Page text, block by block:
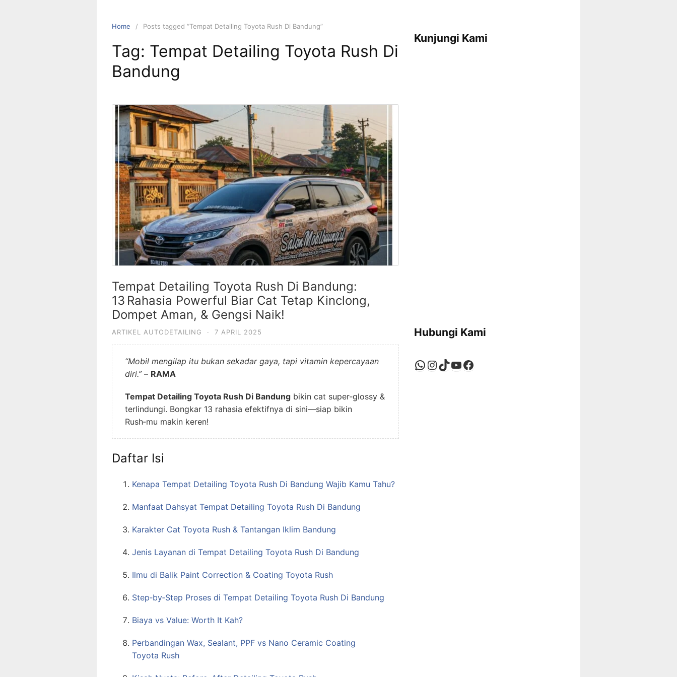
Home Posts tagged “Tempat Detailing Toyota Rush Di Bandung”
Tag: Tempat Detailing Toyota Rush Di
Bandung
Tempat Detailing Toyota Rush Di Bandung:
13 Rahasia Powerful Biar Cat Tetap Kinclong,
Dompet Aman, & Gengsi Naik!
ARTIKEL AUTODETAILING · 7 APRIL 2025
“Mobil mengilap itu bukan sekadar gaya, tapi vitamin kepercayaan
diri.”– RAMA
Tempat Detailing Toyota Rush Di Bandung bikin cat super‑glossy &
terlindungi. Bongkar 13 rahasia efektifnya di sini—siap bikin
Rush‑mu makin keren!
Daftar Isi
Kenapa Tempat Detailing Toyota Rush Di Bandung Wajib Kamu Tahu?
Manfaat Dahsyat Tempat Detailing Toyota Rush Di Bandung
Karakter Cat Toyota Rush & Tantangan Iklim Bandung
Jenis Layanan di Tempat Detailing Toyota Rush Di Bandung
Ilmu di Balik Paint Correction & Coating Toyota Rush
Step‑by‑Step Proses di Tempat Detailing Toyota Rush Di Bandung
Biaya vs Value: Worth It Kah?
Perbandingan Wax, Sealant, PPF vs Nano Ceramic Coating
Toyota Rush
Kunjungi Kami
Hubungi Kami
WhatsApp
Instagram
TikTok
YouTube
Facebook